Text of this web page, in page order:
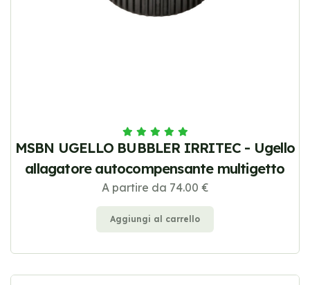
MSBN UGELLO BUBBLER IRRITEC - Ugello
allagatore autocompensante multigetto
A partire da 74.00 €
Aggiungi al carrello